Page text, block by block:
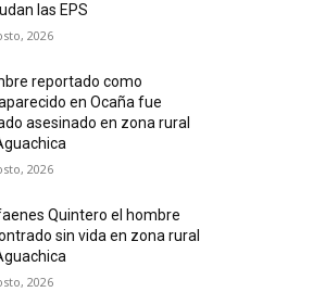
las EPS
2026
reportado como
en Ocaña fue
asesinado en zona rural
2026
Quintero el hombre
sin vida en zona rural
2026